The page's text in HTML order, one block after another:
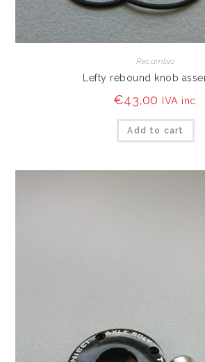
Recambio
Lefty rebound knob
€43,00 IVA inc.
Add to cart